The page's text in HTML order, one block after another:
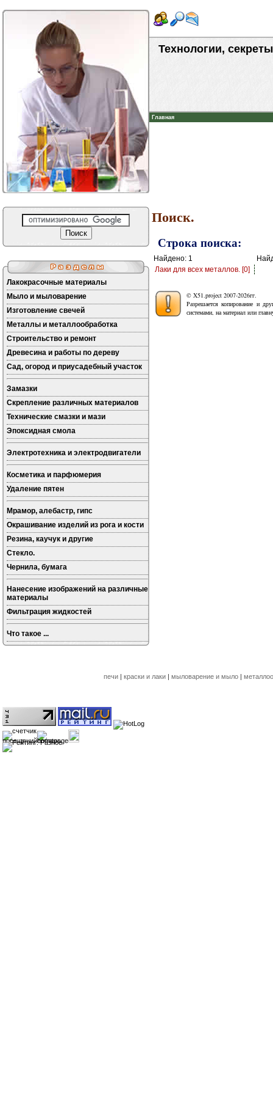
Технологии,
Главная
Лакокрасочные материалы
Мыло и мыловарение
Изготовление свечей
Металлы и металлообработка
Строительство и ремонт
Древесина и работы по дереву
Сад, огород и приусадебный участок
Замазки
Скрепление различных материалов
Технические смазки и мази
Эпоксидная смола
Электротехника и электродвигатели
Косметика и парфюмерия
Удаление пятен
Мрамор, алебастр, гипс
Окрашивание изделий из рога и кости
Резина, каучук и другие
Стекло.
Чернила, бумага
Нанесение изображений на различные
материалы
Фильтрация жидкостей
Что такое ...
Поиск.
Строка поиска:
Найдено: 1
Лаки для всех металлов. [0]
© X51.project 2007-2026гг.
Разрешается копирование и
системами, на материал или
печи | краски и лаки | мыловарение и мыло |